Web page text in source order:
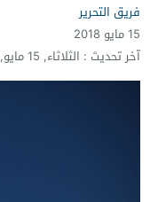
فريق التحرير
15 مايو 2018
آخر تحديث : الثلاثاء, 15 مايو, 2018 - 10:22 مساءً